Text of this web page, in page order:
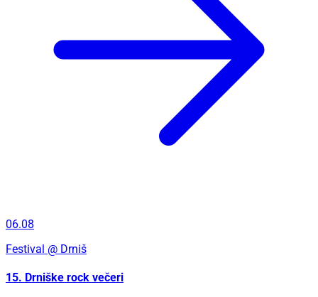
06.08
Festival @ Drniš
15. Drniške rock večeri